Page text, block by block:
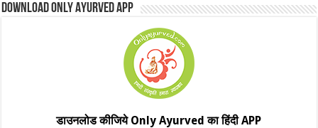
Download Only Ayurved App
डाउनलोड कीजिये Only Ayurved का हिंदी APP